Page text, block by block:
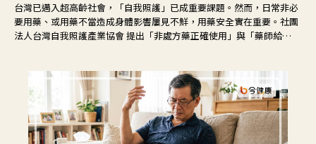
台灣已邁入超高齡社會，「自我照護」已成重要課題。然而，日常非必
要用藥、或用藥不當造成身體影響屢見不鮮，用藥安全實在重要。社團
法人台灣自我照護產業協會 提出「非處方藥正確使用」與「藥師給